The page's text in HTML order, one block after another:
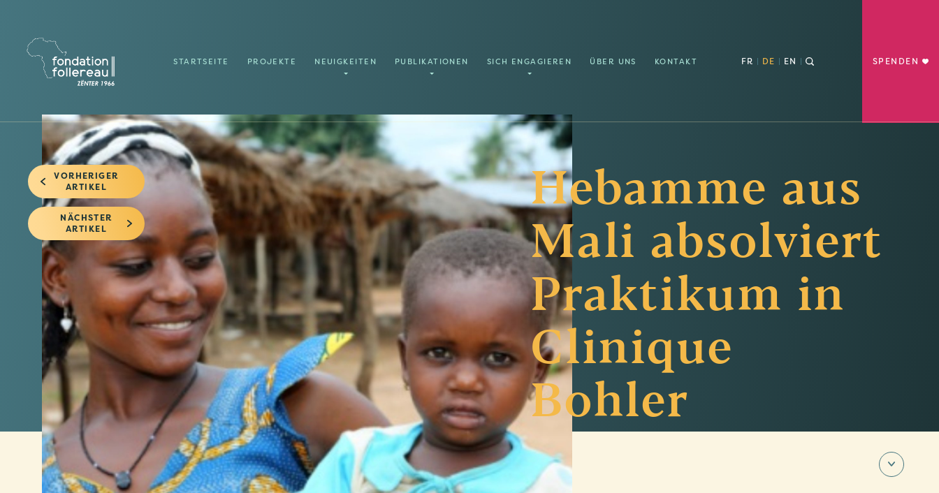
STARTSEITE PROJEKTE NEUIGKEITEN PUBLIKATIONEN SICH ENGAGIEREN ÜBER UNS KONTAKT FR DE EN SPENDEN
VORHERIGER
ARTIKEL
NÄCHSTER
ARTIKEL
Hebamme aus
Mali absolviert
Praktikum in
Clinique
Bohler